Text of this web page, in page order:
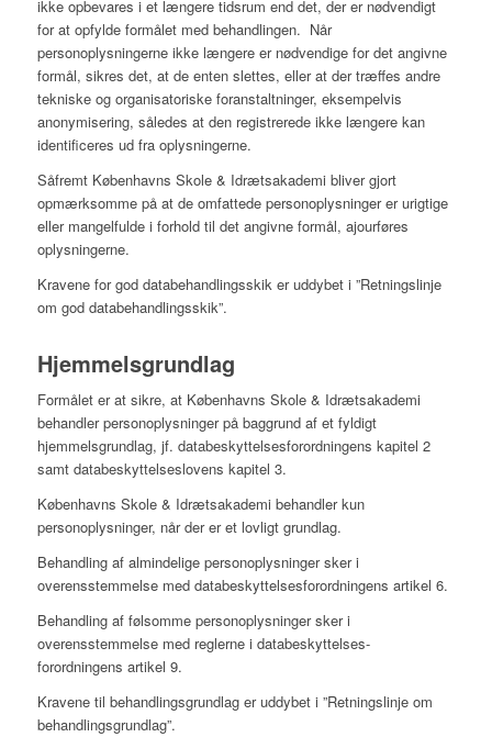
ikke opbevares i et længere tidsrum end det, der er nødvendigt
for at opfylde formålet med behandlingen. Når
personoplysningerne ikke længere er nødvendige for det angivne
formål, sikres det, at de enten slettes, eller at der træffes andre
tekniske og organisatoriske foranstaltninger, eksempelvis
anonymisering, således at den registrerede ikke længere kan
identificeres ud fra oplysningerne.
Såfremt Københavns Skole & Idrætsakademi bliver gjort
opmærksomme på at de omfattede personoplysninger er urigtige
eller mangelfulde i forhold til det angivne formål, ajourføres
oplysningerne.
Kravene for god databehandlingsskik er uddybet i ”Retningslinje
om god databehandlingsskik”.
Hjemmelsgrundlag
Formålet er at sikre, at Københavns Skole & Idrætsakademi
behandler personoplysninger på baggrund af et fyldigt
hjemmelsgrundlag, jf. databeskyttelsesforordningens kapitel 2
samt databeskyttelseslovens kapitel 3.
Københavns Skole & Idrætsakademi behandler kun
personoplysninger, når der er et lovligt grundlag.
Behandling af almindelige personoplysninger sker i
overensstemmelse med databeskyttelsesforordningens artikel 6.
Behandling af følsomme personoplysninger sker i
overensstemmelse med reglerne i databeskyttelses-
forordningens artikel 9.
Kravene til behandlingsgrundlag er uddybet i ”Retningslinje om
behandlingsgrundlag”.